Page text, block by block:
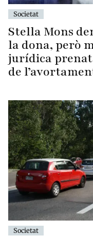
Societat
Stella Mons
la dona, però
jurídica
de
Societat